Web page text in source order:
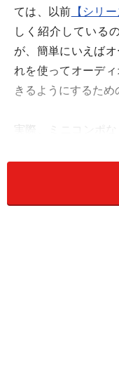
ては、以前 【シリ
しく紹介している
が、簡単にいえば
れを使ってオーデ
きるようにするため
実際、ミニコンポ
ドカード、オーデ
載したものは多数
別としても、みな